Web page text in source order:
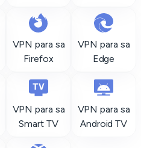
VPN para sa
Firefox
VPN para sa
Edge
VPN para sa
Smart TV
VPN para sa
Android TV